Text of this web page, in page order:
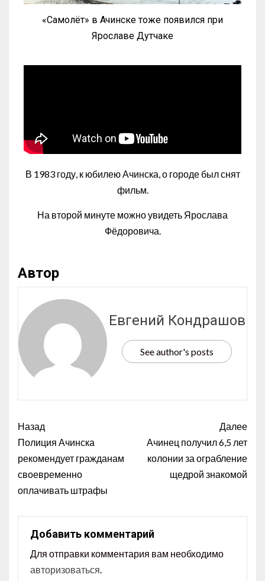
«Самолёт» в Ачинске тоже появился при
Ярославе Дутчаке
В 1983 году, к юбилею Ачинска, о городе был снят
фильм.
На второй минуте можно увидеть Ярослава
Фёдоровича.
Автор
Евгений Кондрашов
See author's posts
Назад
Полиция Ачинска
рекомендует гражданам
своевременно
оплачивать штрафы
Далее
Ачинец получил 6,5 лет
колонии за ограбление
щедрой знакомой
Добавить комментарий
Для отправки комментария вам необходимо
авторизоваться.